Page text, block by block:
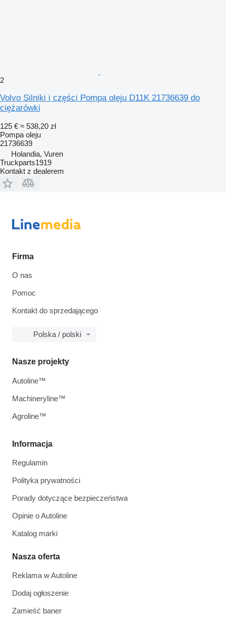
2
Volvo Silniki i części Pompa oleju D11K 21736639 do
ciężarówki
125 € ≈ 538,20 zł
Pompa oleju
21736639
Holandia, Vuren
Truckparts1919
Kontakt z dealerem
Firma
O nas
Pomoc
Kontakt do sprzedającego
Polska / polski
Informacja
Regulamin
Polityka prywatności
Porady dotyczące bezpieczeństwa
Opinie o Autoline
Katalog marki
Nasza oferta
Reklama w Autoline
Dodaj ogłoszenie
Zamieść baner
Nasze projekty
Autoline™
Machineryline™
Agroline™